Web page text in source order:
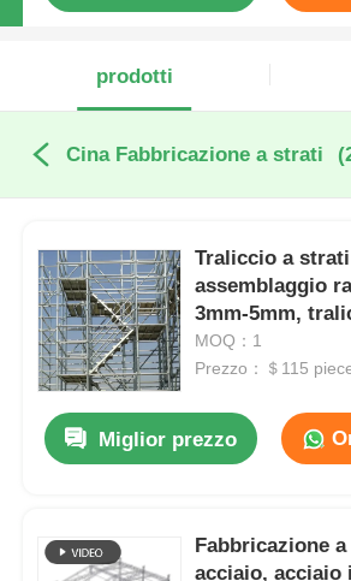
prodotti
Cina Fabbricazione a strati
Traliccio a strati
assemblaggio
3mm-5mm,
alluminio per
MOQ：1
Prezzo：＄115
Miglior prezzo
Fabbricazione
acciaio, acciaio